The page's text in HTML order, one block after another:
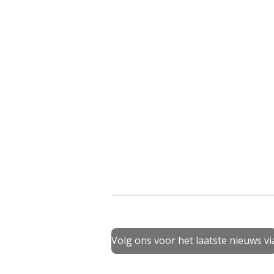
Volg ons voor het laatste nieuws